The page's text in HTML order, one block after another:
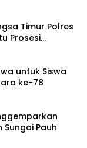
Timur Polres
Prosesi
untuk Siswa
ke-78
Pauh